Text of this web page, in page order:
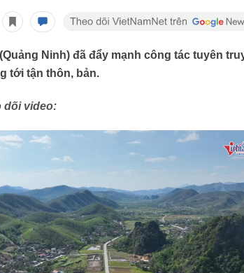
Ninh) đã đẩy mạnh công tác tuyên
tới tận thôn, bản.
dõi video: